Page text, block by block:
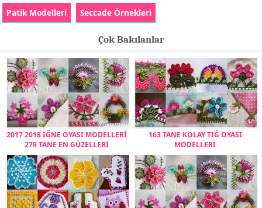
Patik Modelleri Seccade Örnekleri
Çok Bakılanlar
2017 2018 İĞNE OYASI MODELLERİ
279 TANE EN GÜZELLERİ
163 TANE KOLAY TIĞ OYASI
MODELLERİ